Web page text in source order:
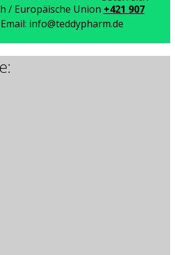
/ Europäische Union +421 907
info@teddypharm.de